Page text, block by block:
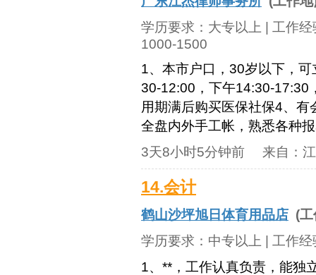
学历要求： 大专以上 | 工作
1000-1500
1、本市户口，30岁以下，
30-12:00，下午14:30-17:30
用期满后购买医保社保4、
全盘内外手工帐，熟悉各种
3天8小时5分钟前 来自：
14.会计
鹤山沙坪旭日体育用品店 (
学历要求： 中专以上 | 工作
1、**，工作认真负责，能独